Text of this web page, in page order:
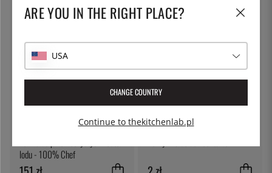
lodu - 100% Chef
THE KITCHEN LAB
ARE YOU IN THE RIGHT PLACE?
USA
CHANGE COUNTRY
Continue to thekitchenlab.pl